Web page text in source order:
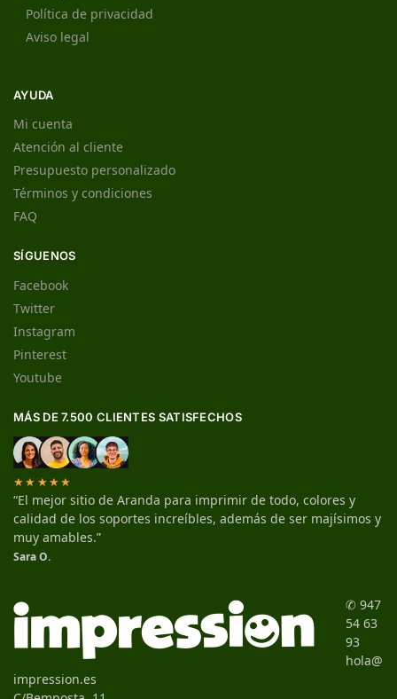
Política de privacidad
Aviso legal
AYUDA
Mi cuenta
Atención al cliente
Presupuesto personalizado
Términos y condiciones
FAQ
SÍGUENOS
Facebook
Twitter
Instagram
Pinterest
Youtube
MÁS DE 7.500 CLIENTES SATISFECHOS
★★★★★
“El mejor sitio de Aranda para imprimir de todo, colores y
calidad de los soportes increíbles, además de ser majísimos y
muy amables.”
Sara O.
✆ 947
54 63
93
hola@
impression.es